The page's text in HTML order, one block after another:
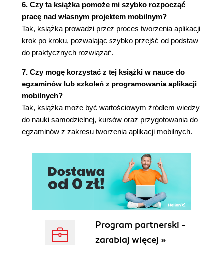
Jak to działa? Przestrzenie nazw atrybutów
data- (111)
6. jQuery Mobile w akcji (113)
Strony aplikacji (113)
Metoda initMainPage (118)
Metoda initSettings (123)
Metoda initDetailPage (124)
Okno dialogowe do wyświetlania
komunikatów o błędach (124)
jqmTweet - pierwsza odsłona (125)
Usprawnienia CSS (127)
Usprawnienia interakcji (128)
Podejście ogólne (133)
6. Czy ta książka pomoże mi szybko rozpocząć
pracę nad własnym projektem mobilnym?
Tak, książka prowadzi przez proces tworzenia aplikacji
krok po kroku, pozwalając szybko przejść od podstaw
do praktycznych rozwiązań.
7. Czy mogę korzystać z tej książki w nauce do
egzaminów lub szkoleń z programowania aplikacji
mobilnych?
Tak, książka może być wartościowym źródłem wiedzy
do nauki samodzielnej, kursów oraz przygotowania do
egzaminów z zakresu tworzenia aplikacji mobilnych.
Program partnerski -
zarabiaj więcej »